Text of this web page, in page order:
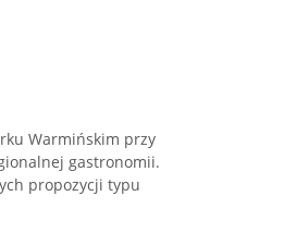
Warmińskim przy
gastronomii.
propozycji typu